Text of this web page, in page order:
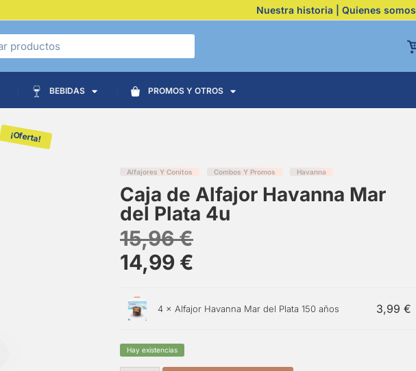
Nuestra historia | Quienes somos
BEBIDAS PROMOS Y OTROS
¡Oferta!
Alfajores Y Conitos Combos Y Promos Havanna
Caja de Alfajor Havanna Mar
del Plata 4u
15,96€
14,99 €
4 × Alfajor Havanna Mar del Plata 150 años 3,99 €
Hay existencias